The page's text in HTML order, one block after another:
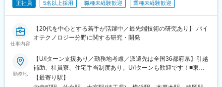
正社員 5名以上採用 職種未経験歓迎 業種未経験歓迎
仕事内容
【20代を中心とする若手が活躍中／最先端技術の研究あり】 バイ
オテクノロジー分野に関する研究・開発
勤務地
【U/Iターン支援あり／勤務地考慮／派遣先は全国36都府県】引越
補助、社員寮、住宅手当制度あり。U/Iターンも歓迎です！■東北
エリア／青森・岩手・宮城・秋田・山形・福島 ■関東エリア／東
京・埼玉・神奈川・千葉・茨城・栃木・群馬 ■北信越エリア／長
【最寄り駅】